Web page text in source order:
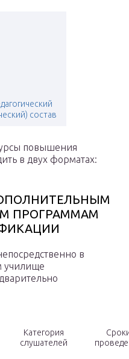
состав
повышения
в двух форматах:
ПРОГРАММАМ
в
училище
Категория
слушателей